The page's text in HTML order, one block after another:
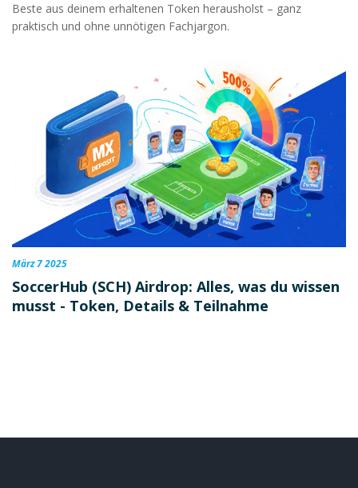
Beste aus deinem erhaltenen Token herausholst – ganz
praktisch und ohne unnötigen Fachjargon.
März 7 2025
SoccerHub (SCH) Airdrop: Alles, was du wissen
musst - Token, Details & Teilnahme